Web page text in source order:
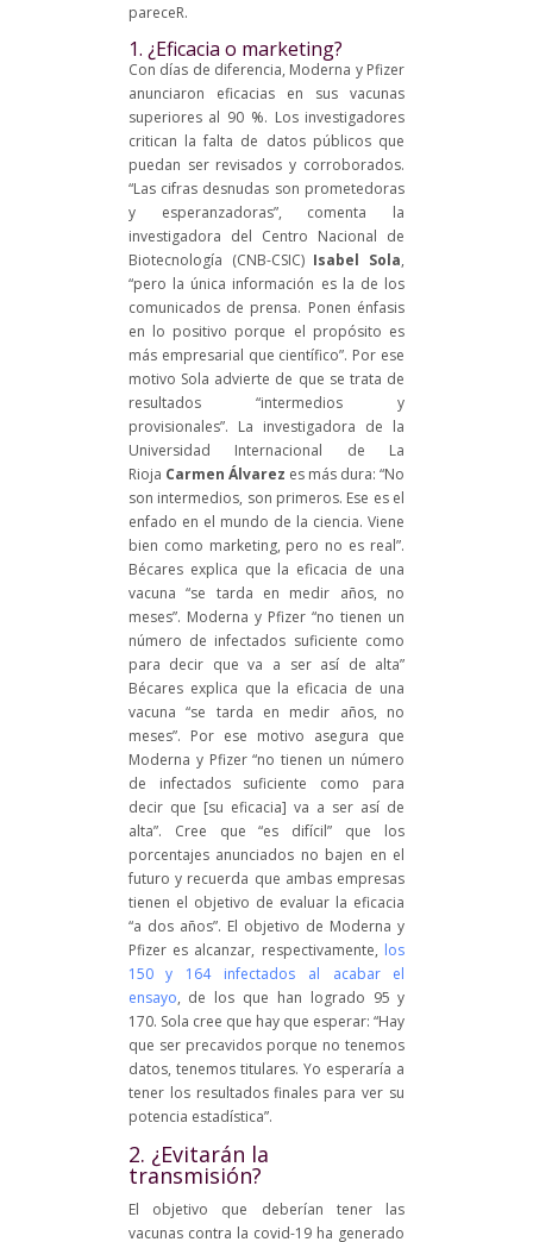
pareceR.
1. ¿Eficacia o marketing?
Con días de diferencia, Moderna y Pfizer
anunciaron eficacias en sus vacunas
superiores al 90 %. Los investigadores
critican la falta de datos públicos que
puedan ser revisados y corroborados.
“Las cifras desnudas son prometedoras
y esperanzadoras”, comenta la
investigadora del Centro Nacional de
Biotecnología (CNB-CSIC) Isabel Sola,
“pero la única información es la de los
comunicados de prensa. Ponen énfasis
en lo positivo porque el propósito es
más empresarial que científico”. Por ese
motivo Sola advierte de que se trata de
resultados “intermedios y
provisionales”. La investigadora de la
Universidad Internacional de La
Rioja Carmen Álvarez es más dura: “No
son intermedios, son primeros. Ese es el
enfado en el mundo de la ciencia. Viene
bien como marketing, pero no es real”.
Bécares explica que la eficacia de una
vacuna “se tarda en medir años, no
meses”. Moderna y Pfizer “no tienen un
número de infectados suficiente como
para decir que va a ser así de alta”
Bécares explica que la eficacia de una
vacuna “se tarda en medir años, no
meses”. Por ese motivo asegura que
Moderna y Pfizer “no tienen un número
de infectados suficiente como para
decir que [su eficacia] va a ser así de
alta”. Cree que “es difícil” que los
porcentajes anunciados no bajen en el
futuro y recuerda que ambas empresas
tienen el objetivo de evaluar la eficacia
“a dos años”. El objetivo de Moderna y
Pfizer es alcanzar, respectivamente, los
150 y 164 infectados al acabar el
ensayo, de los que han logrado 95 y
170. Sola cree que hay que esperar: “Hay
que ser precavidos porque no tenemos
datos, tenemos titulares. Yo esperaría a
tener los resultados finales para ver su
potencia estadística”.
2. ¿Evitarán la
transmisión?
El objetivo que deberían tener las
vacunas contra la covid-19 ha generado